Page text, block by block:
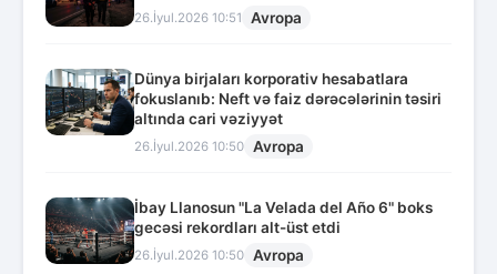
26.İyul.2026 10:51 Avropa
Dünya birjaları korporativ hesabatlara
fokuslanıb: Neft və faiz dərəcələrinin təsiri
altında cari vəziyyət
26.İyul.2026 10:50 Avropa
İbay Llanosun "La Velada del Año 6" boks
gecəsi rekordları alt-üst etdi
26.İyul.2026 10:50 Avropa